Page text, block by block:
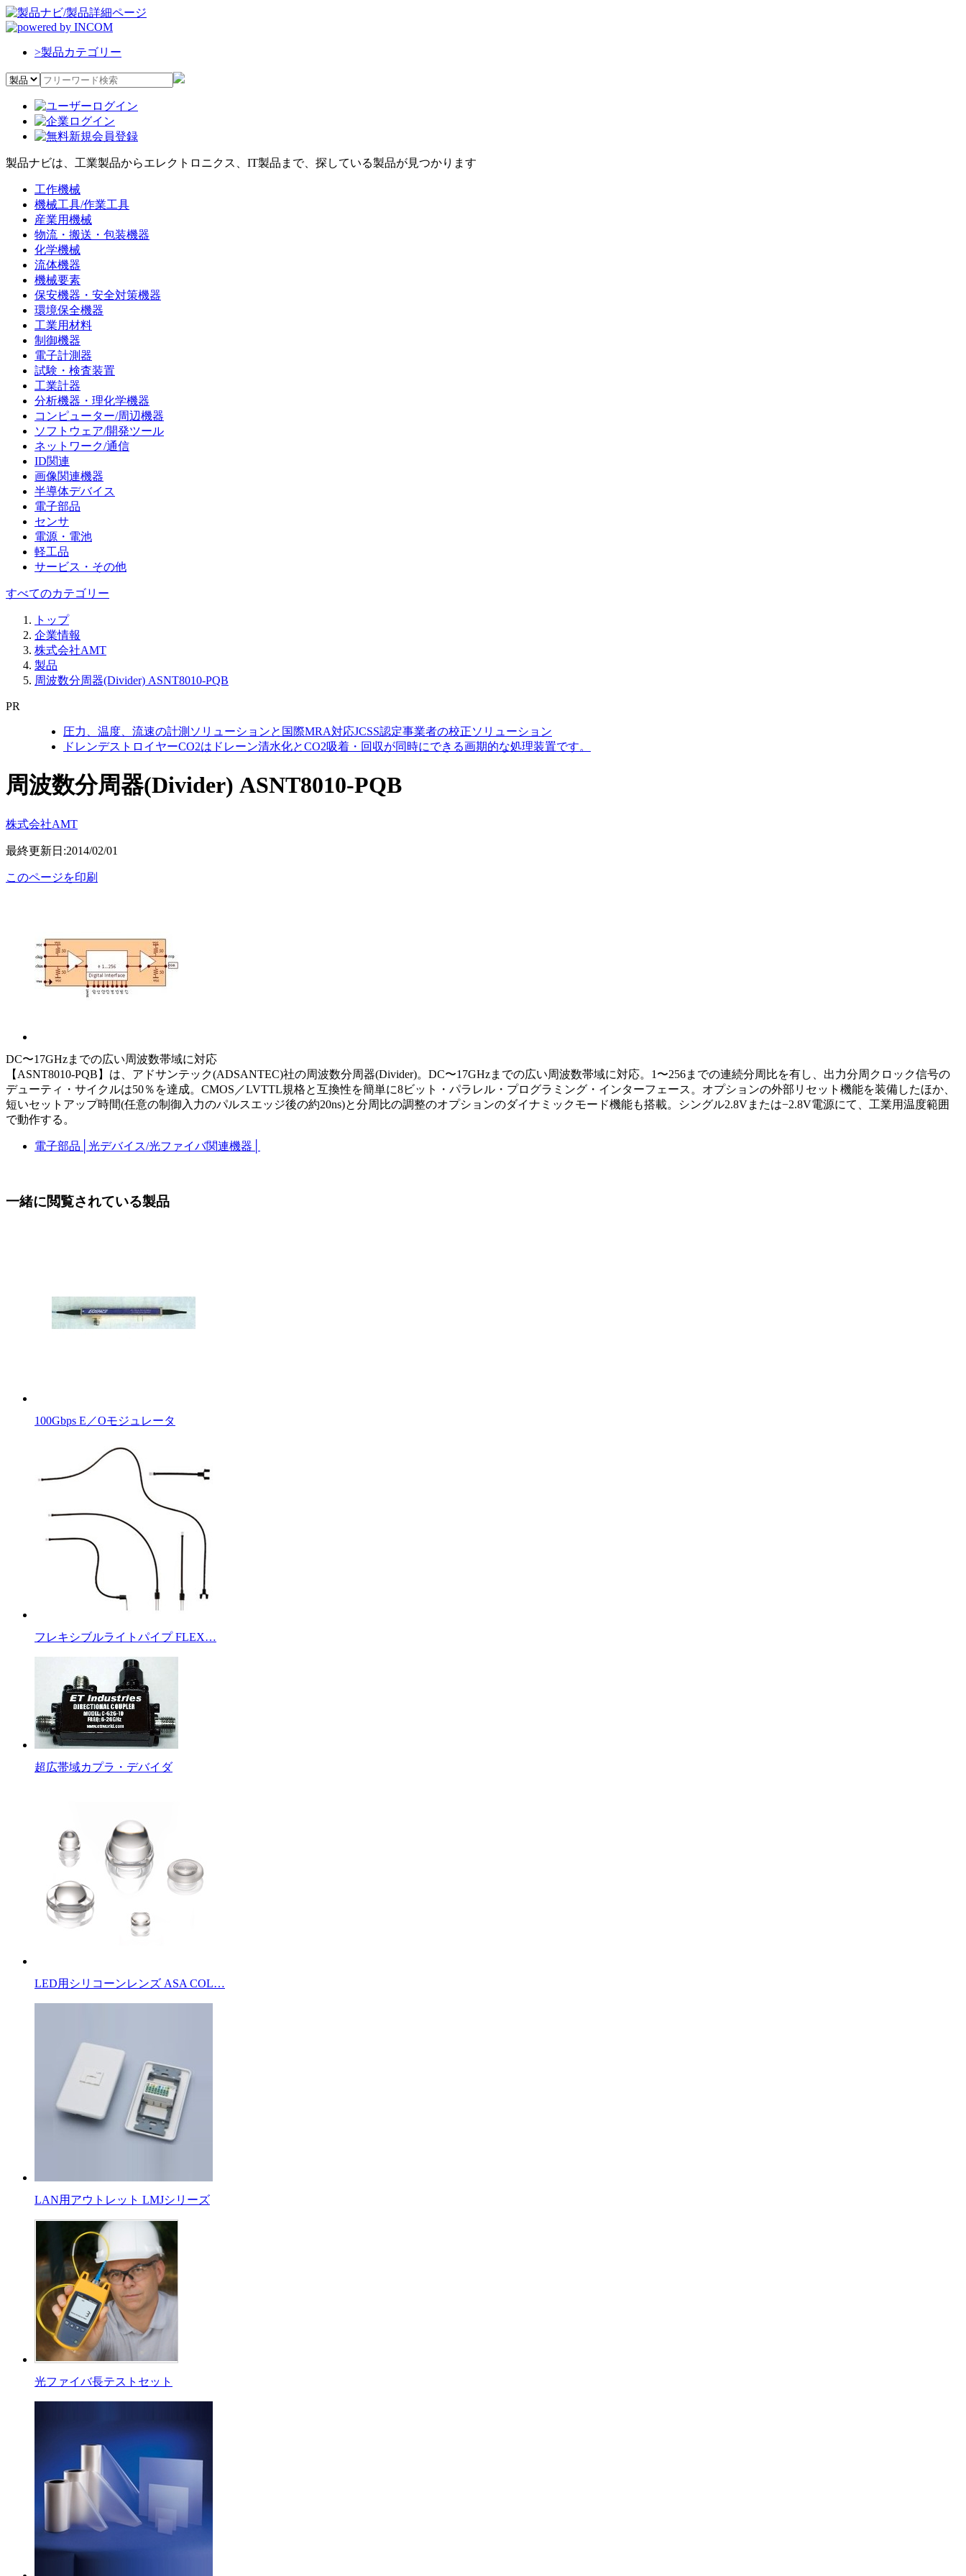
>製品カテゴリー
製品ナビは、工業製品からエレクトロニクス、IT製品まで、探している製品が見つかります
工作機械
機械工具/作業工具
産業用機械
物流・搬送・包装機器
化学機械
流体機器
機械要素
保安機器・安全対策機器
環境保全機器
工業用材料
制御機器
電子計測器
試験・検査装置
工業計器
分析機器・理化学機器
コンピューター/周辺機器
ソフトウェア/開発ツール
ネットワーク/通信
ID関連
画像関連機器
半導体デバイス
電子部品
センサ
電源・電池
軽工品
サービス・その他
すべてのカテゴリー
トップ
企業情報
株式会社AMT
製品
周波数分周器(Divider) ASNT8010-PQB
PR
圧力、温度、流速の計測ソリューションと国際MRA対応JCSS認定事業者の校正ソリューション
ドレンデストロイヤーCO2はドレーン清水化とCO2吸着・回収が同時にできる画期的な処理装置です。
周波数分周器(Divider) ASNT8010-PQB
株式会社AMT
最終更新日:2014/02/01
このページを印刷
DC〜17GHzまでの広い周波数帯域に対応
【ASNT8010-PQB】は、アドサンテック(ADSANTEC)社の周波数分周器(Divider)。DC〜17GHzまでの広い周波数帯域に対応。1〜256までの連続分周比を有し、出力分周クロック信号の
デューティ・サイクルは50％を達成。CMOS／LVTTL規格と互換性を簡単に8ビット・パラレル・プログラミング・インターフェース。オプションの外部リセット機能を装備したほか、
短いセットアップ時間(任意の制御入力のパルスエッジ後の約20ns)と分周比の調整のオプションのダイナミックモード機能も搭載。シングル2.8Vまたは−2.8V電源にて、工業用温度範囲
で動作する。
電子部品 光デバイス/光ファイバ関連機器
一緒に閲覧されている製品
100Gbps E／Oモジュレータ
フレキシブルライトパイプ FLEX…
超広帯域カプラ・デバイダ
LED用シリコーンレンズ ASA COL…
LAN用アウトレット LMJシリーズ
光ファイバ長テストセット